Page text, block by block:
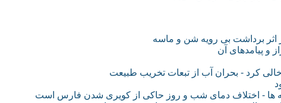
برداشت بی رویه شن و ماسه
پیامدهای آن
کرد - بحران آب از تبعات تخریب طبیعت
ها - اختلاف دمای شب و روز حاکی از کویری شدن فارس است